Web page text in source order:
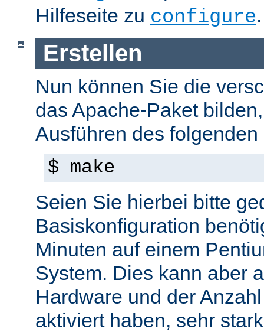
Hilfeseite zu configure.
Erstellen
Nun können Sie die
das Apache-Paket
Ausführen des
$ make
Seien Sie hierbei bitte
Basiskonfiguration
Minuten auf einem
System. Dies kann aber
Hardware und der
aktiviert haben, sehr